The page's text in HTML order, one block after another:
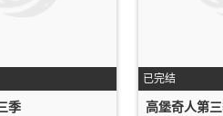
季
已完结
高堡奇人第